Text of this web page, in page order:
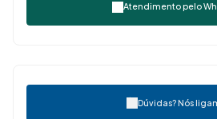
Atendimento pelo
Dúvidas? Nós